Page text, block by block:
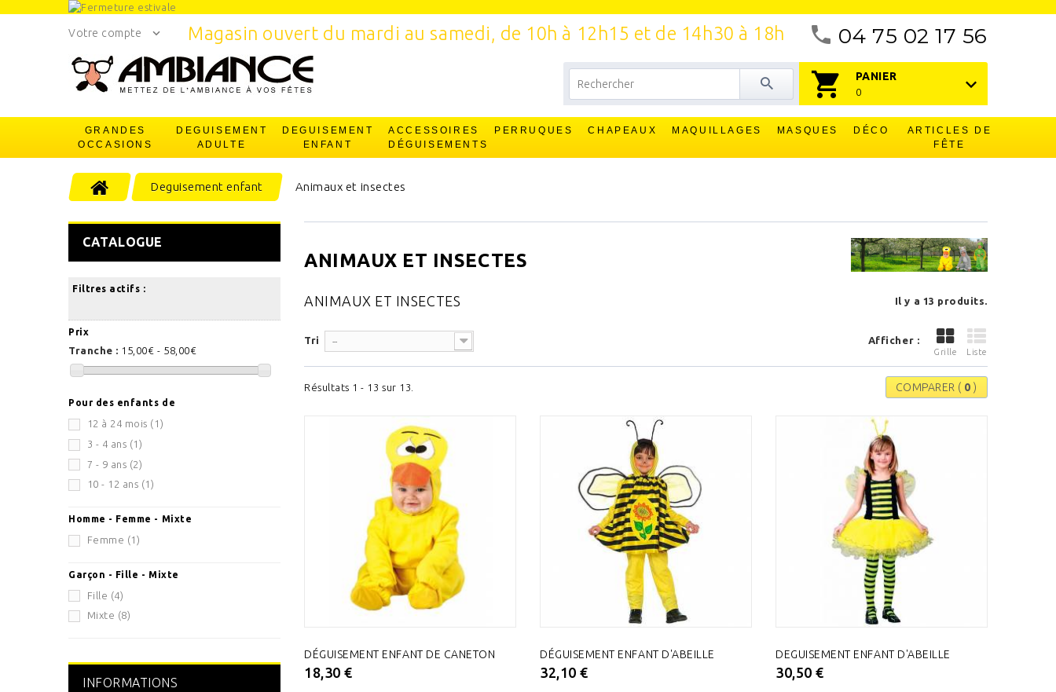
04 75 02 17 56
Votre compte Magasin ouvert du mardi au samedi, de 10h à 12h15 et de 14h30 à 18h
PANIER
0
GRANDES
OCCASIONS
DEGUISEMENT
ADULTE
DEGUISEMENT
ENFANT
ACCESSOIRES
DÉGUISEMENTS
PERRUQUES CHAPEAUX MAQUILLAGES MASQUES DÉCO
ARTICLES DE
FÊTE
Deguisement enfant Animaux et insectes
ANIMAUX ET INSECTES
ANIMAUX ET INSECTES Il y a 13 produits.
Afficher :
Grille Liste
Tri --
COMPARER ( 0 )
Résultats 1 - 13 sur 13.
DÉGUISEMENT ENFANT DE CANETON
18,30 €
DÉGUISEMENT ENFANT D'ABEILLE
32,10 €
DEGUISEMENT ENFANT D'ABEILLE
30,50 €
CATALOGUE
Filtres actifs :
Prix
Tranche : 15,00€ - 58,00€
Pour des enfants de
12 à 24 mois (1)
3 - 4 ans (1)
7 - 9 ans (2)
10 - 12 ans (1)
Homme - Femme - Mixte
Femme (1)
Garçon - Fille - Mixte
Fille (4)
Mixte (8)
INFORMATIONS